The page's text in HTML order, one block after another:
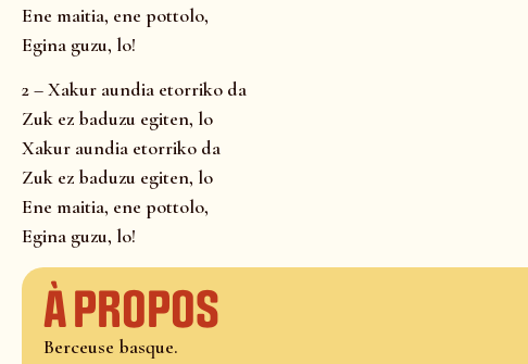
Ene maitia, ene pottolo,
Egina guzu, lo!
2 – Xakur aundia etorriko da
Zuk ez baduzu egiten, lo
Xakur aundia etorriko da
Zuk ez baduzu egiten, lo
Ene maitia, ene pottolo,
Egina guzu, lo!
À propos
Berceuse basque.